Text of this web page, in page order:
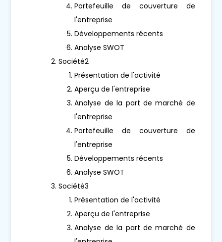
Portefeuille de couverture de
l'entreprise
Développements récents
Analyse SWOT
Société2
Présentation de l'activité
Aperçu de l'entreprise
Analyse de la part de marché de
l'entreprise
Portefeuille de couverture de
l'entreprise
Développements récents
Analyse SWOT
Société3
Présentation de l'activité
Aperçu de l'entreprise
Analyse de la part de marché de